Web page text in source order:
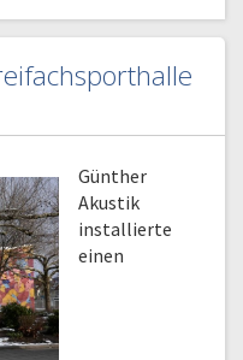
Günther
Akustik
installierte
einen